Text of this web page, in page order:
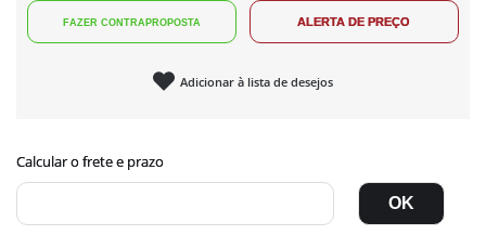
Adicionar à lista de desejos